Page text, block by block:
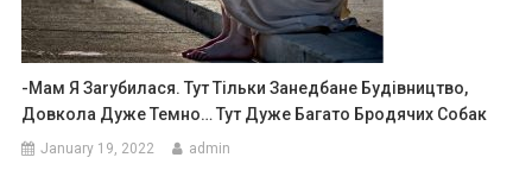
-Мам Я Заrубилася. Тут Тільки Занедбане Будівництво,
Довкола Дуже Темно… Тут Дуже Багато Бродячих Собак
January 19, 2022 admin